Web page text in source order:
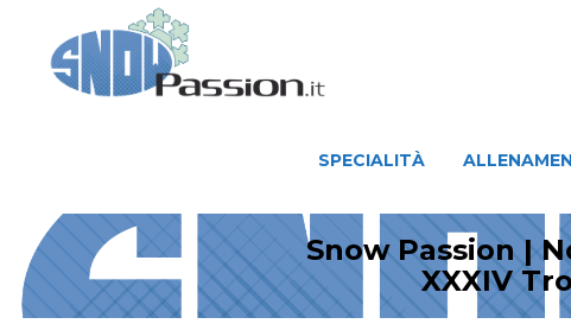
SPECIALITÀ
Snow Passion |
XXXIV